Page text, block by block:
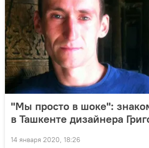
"Мы просто в шоке":
в Ташкенте дизайнера
14 января 2020, 18:26